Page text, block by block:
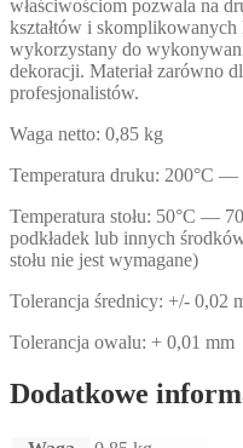
właściwościom pozwala na
kształtów i
wykorzystany do
dekoracji. Materiał zarówno
profesjonalistów.
Waga netto: 0,85 kg
Temperatura druku: 200°C —
Temperatura stołu: 50°C —
podkładek lub innych
stołu nie jest wymagane)
Tolerancja średnicy: +/- 0,02
Tolerancja owalu: + 0,01 mm
Dodatkowe